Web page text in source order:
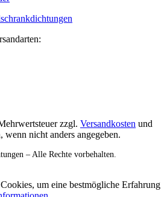
zzgl. Versandkosten und
wenn nicht anders angegeben.
um eine bestmögliche Erfahrung